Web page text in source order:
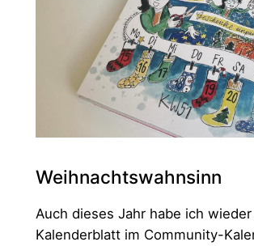
Weihnachtswahnsinn
Auch dieses Jahr habe ich
Kalenderblatt im Community-